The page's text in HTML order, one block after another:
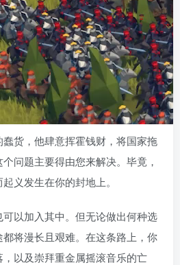
货，他肆意挥霍钱财，将国家拖
问题主要得由您来解决。毕竟，
义发生在你的封地上。
以加入其中。但无论做出何种选
将漫长且艰难。在这条路上，你
以及崇拜重金属摇滚音乐的亡